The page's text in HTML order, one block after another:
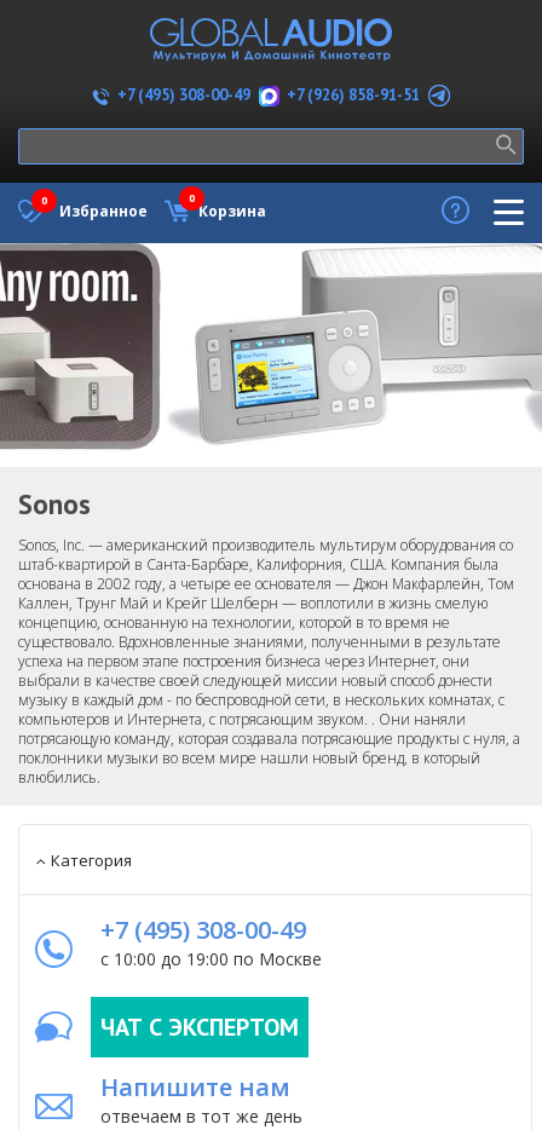
+7 (495) 308-00-49 +7 (926) 858-91-51
Избранное
0
Корзина
0
Sonos
Sonos, Inc. — американский производитель мультирум оборудования со
штаб-квартирой в Санта-Барбаре, Калифорния, США. Компания была
основана в 2002 году, а четыре ее основателя — Джон Макфарлейн, Том
Каллен, Трунг Май и Крейг Шелберн — воплотили в жизнь смелую
концепцию, основанную на технологии, которой в то время не
существовало. Вдохновленные знаниями, полученными в результате
успеха на первом этапе построения бизнеса через Интернет, они
выбрали в качестве своей следующей миссии новый способ донести
музыку в каждый дом - по беспроводной сети, в нескольких комнатах, с
компьютеров и Интернета, с потрясающим звуком. . Они наняли
потрясающую команду, которая создавала потрясающие продукты с нуля, а
поклонники музыки во всем мире нашли новый бренд, в который
влюбились.
Категория
+7 (495) 308-00-49
с 10:00 до 19:00 по Москве
ЧАТ С ЭКСПЕРТОМ
Напишите нам
отвечаем в тот же день